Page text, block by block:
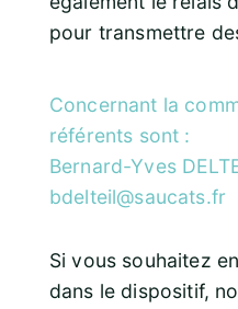
pour transmettre
Concernant la
référents sont :
Bernard-Yves
bdelteil@saucats.fr
Si vous souhaitez
dans le dispositif,